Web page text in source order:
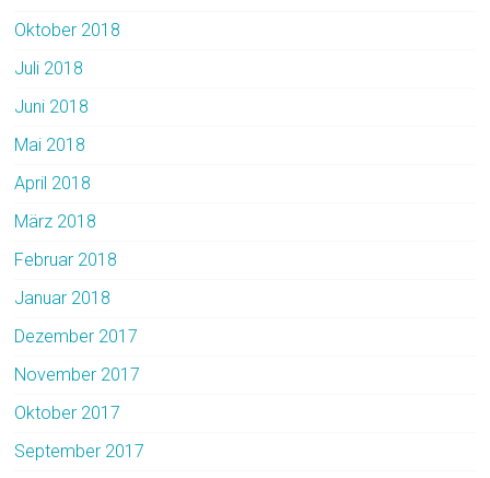
Oktober 2018
Juli 2018
Juni 2018
Mai 2018
April 2018
März 2018
Februar 2018
Januar 2018
Dezember 2017
November 2017
Oktober 2017
September 2017